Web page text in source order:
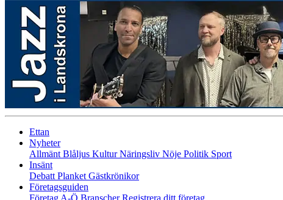
Ettan
Nyheter
Allmänt Blåljus KulturNäringsliv Nöje Politik Sport
Insänt
Debatt Planket Gästkrönikor
Företagsguiden
Företag A-Ö BranscherRegistrera ditt företag